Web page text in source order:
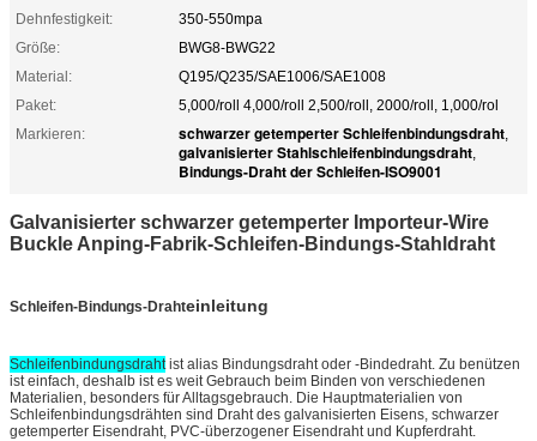
Dehnfestigkeit:
350-550mpa
Größe:
BWG8-BWG22
Material:
Q195/Q235/SAE1006/SAE1008
Paket:
5,000/roll 4,000/roll 2,500/roll, 2000/roll, 1,000/rol
Markieren:
schwarzer getemperter Schleifenbindungsdraht,
galvanisierter Stahlschleifenbindungsdraht,
Bindungs-Draht der Schleifen-ISO9001
Galvanisierter schwarzer getemperter Importeur-Wire
Buckle Anping-Fabrik-Schleifen-Bindungs-Stahldraht
Schleifen-Bindungs-Drahteinleitung
Schleifenbindungsdrahtist alias Bindungsdraht oder -Bindedraht. Zu benützen
ist einfach, deshalb ist es weit Gebrauch beim Binden von verschiedenen
Materialien, besonders für Alltagsgebrauch. Die Hauptmaterialien von
Schleifenbindungsdrähten sind Draht des galvanisierten Eisens, schwarzer
getemperter Eisendraht, PVC-überzogener Eisendraht und Kupferdraht.